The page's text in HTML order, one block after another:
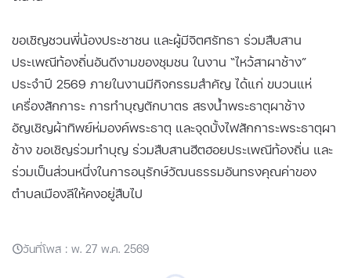
ขอเชิญชวนพี่น้องประชาชน และผู้มีจิตศรัทธา ร่วมสืบสาน
ประเพณีท้องถิ่นอันดีงามของชุมชน ในงาน “ไหว้สาผาช้าง”
ประจำปี 2569 ภายในงานมีกิจกรรมสำคัญ ได้แก่ ขบวนแห่
เครื่องสักการะ การทำบุญตักบาตร สรงน้ำพระธาตุผาช้าง
อัญเชิญผ้าทิพย์ห่มองค์พระธาตุ และจุดบั้งไฟสักการะพระธาตุผา
ช้าง ขอเชิญร่วมทำบุญ ร่วมสืบสานฮีตฮอยประเพณีท้องถิ่น และ
ร่วมเป็นส่วนหนึ่งในการอนุรักษ์วัฒนธรรมอันทรงคุณค่าของ
ตำบลเมืองลีให้คงอยู่สืบไป
วันที่โพส : พ. 27 พ.ค. 2569